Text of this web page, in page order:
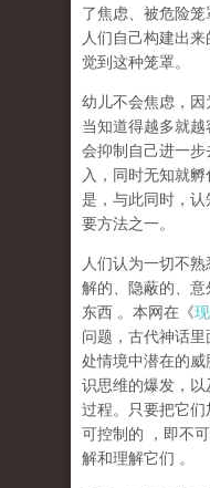
了焦虑、被危险
人们自己构建出
觉到这种笼罩。
幼儿不会焦虑，因
当知道得越多就
会抑制自己进一
入，同时无知就
是，与此同时，
要方法之一。
人们认为一切不
解的、隐蔽的、
东西 。本网在《
问题，古代神话
处情境中潜在的
识思维的爆发，
过程。只要把它们
可控制的 ，即不
解和理解它们 。